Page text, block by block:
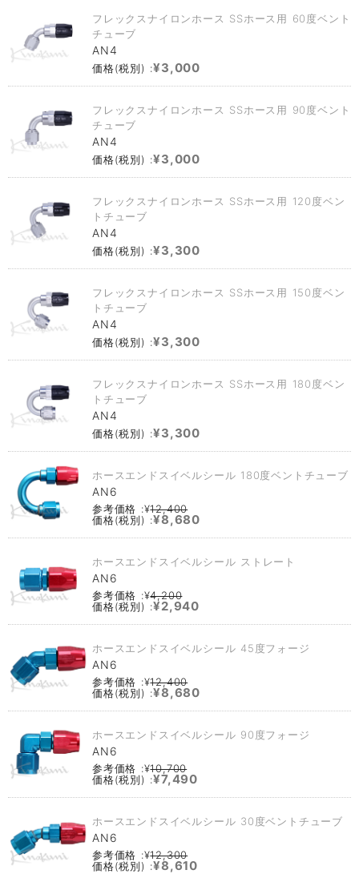
フレックスナイロンホース SSホース用 60度ベント
チューブ
AN4
価格(税別) :¥3,000
フレックスナイロンホース SSホース用 90度ベント
チューブ
AN4
価格(税別) :¥3,000
フレックスナイロンホース SSホース用 120度ベン
トチューブ
AN4
価格(税別) :¥3,300
フレックスナイロンホース SSホース用 150度ベン
トチューブ
AN4
価格(税別) :¥3,300
フレックスナイロンホース SSホース用 180度ベン
トチューブ
AN4
価格(税別) :¥3,300
ホースエンドスイベルシール 180度ベントチューブ
AN6
参考価格 :¥12,400
価格(税別) :¥8,680
ホースエンドスイベルシール ストレート
AN6
参考価格 :¥4,200
価格(税別) :¥2,940
ホースエンドスイベルシール 45度フォージ
AN6
参考価格 :¥12,400
価格(税別) :¥8,680
ホースエンドスイベルシール 90度フォージ
AN6
参考価格 :¥10,700
価格(税別) :¥7,490
ホースエンドスイベルシール 30度ベントチューブ
AN6
参考価格 :¥12,300
価格(税別) :¥8,610